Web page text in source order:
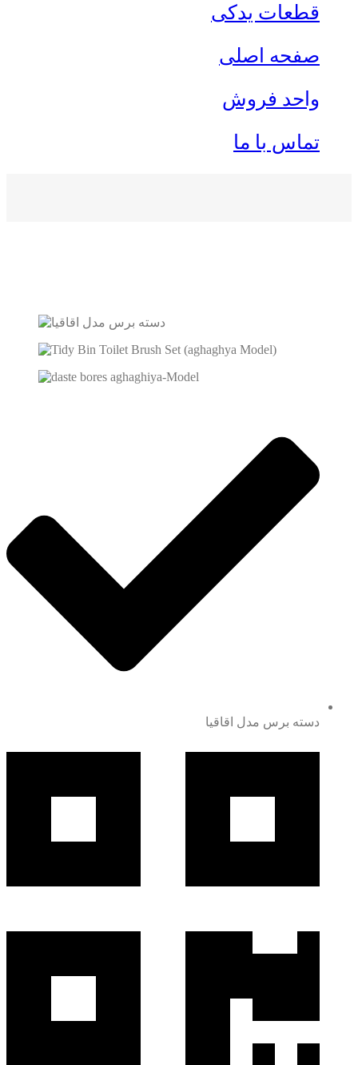
قطعات یدکی
صفحه اصلی
واحد فروش
تماس با ما
دسته برس مدل اقاقیا